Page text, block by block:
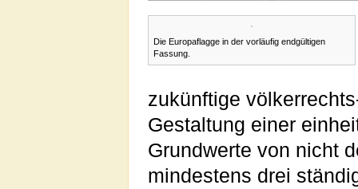
Die Europaflagge in der vorläufig endgültigen
Fassung.
zukünftige
Gestaltung einer
Grundwerte von nicht
mindestens drei